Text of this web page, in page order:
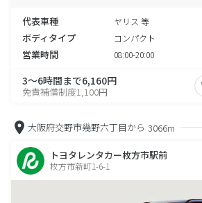
代表車種 ヤリス 等
ボディタイプ コンパクト
営業時間 08:00-20:00
3～6時間まで6,160円
免責補償制度1,100円
大阪府交野市幾野六丁目から 3066m
トヨタレンタカー枚方市駅前
枚方市新町1-6-1